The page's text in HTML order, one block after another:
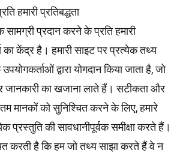
हमारी प्रतिबद्धता
प्रदान करने के प्रति हमारी
का केंद्र है। हमारी साइट पर प्रत्येक तथ्य
द्वारा योगदान किया जाता है, जो
जानकारी का खजाना लाते हैं। सटीकता और
मानकोंको सुनिश्चित करने के लिए, हमारे
प्रस्तुति की सावधानीपूर्वक समीक्षा करते हैं।
करती है कि हम जो तथ्य साझा करते हैं वे न